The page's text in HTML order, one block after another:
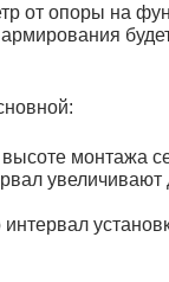
от опоры на
монтажа
увеличивают